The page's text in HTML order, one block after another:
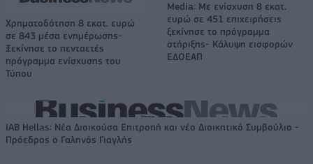
Χρηματοδότηση 8 εκατ. ευρώ
σε 843 μέσα ενημέρωσης-
Ξεκίνησε το πενταετές
πρόγραμμα ενίσχυσης του
Τύπου
Media: Με ενίσχυση 8 εκατ.
ευρώ σε 451 επιχειρήσεις
ξεκίνησε το πρόγραμμα
στήριξης- Κάλυψη εισφορών
ΕΔΟΕΑΠ
IAB Hellas: Νέα Διοικούσα Επιτροπή και νέο Διοικητικό Συμβούλιο -
Πρόεδρος ο Γαληνός Γιαγλής